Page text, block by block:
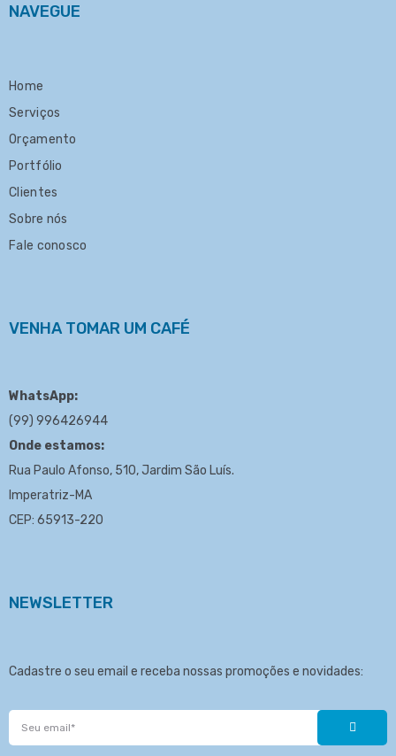
NAVEGUE
Home
Serviços
Orçamento
Portfólio
Clientes
Sobre nós
Fale conosco
VENHA TOMAR UM CAFÉ
WhatsApp:
(99) 996426944
Onde estamos:
Rua Paulo Afonso, 510, Jardim São Luís.
Imperatriz-MA
CEP: 65913-220
NEWSLETTER
Cadastre o seu email e receba nossas promoções e novidades: